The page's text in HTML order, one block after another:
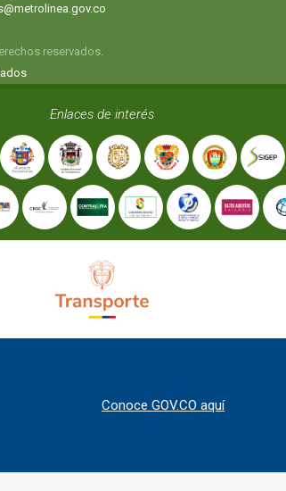
reservados.
Enlaces de interés
Conoce GOV.CO aquí